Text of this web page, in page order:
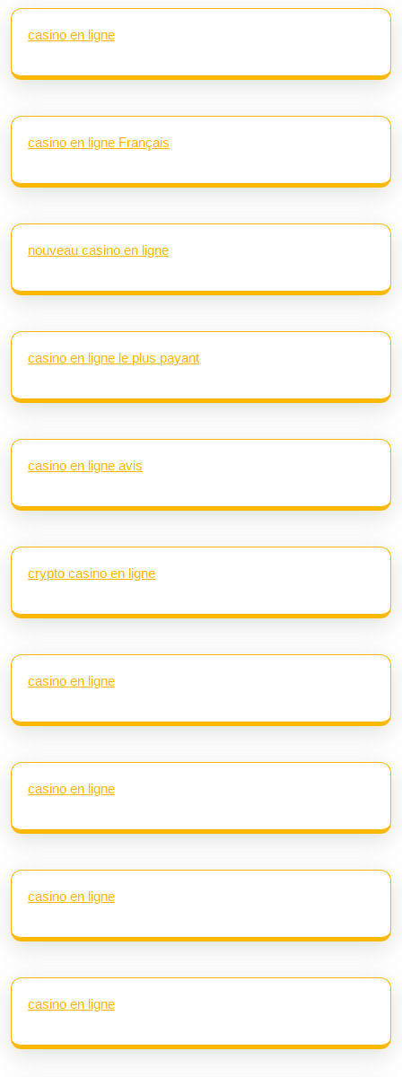
casino en ligne
casino en ligne Français
nouveau casino en ligne
casino en ligne le plus payant
casino en ligne avis
crypto casino en ligne
casino en ligne
casino en ligne
casino en ligne
casino en ligne